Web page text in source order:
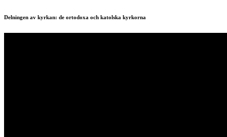
Delningen av kyrkan: de ortodoxa och katolska kyrkorna